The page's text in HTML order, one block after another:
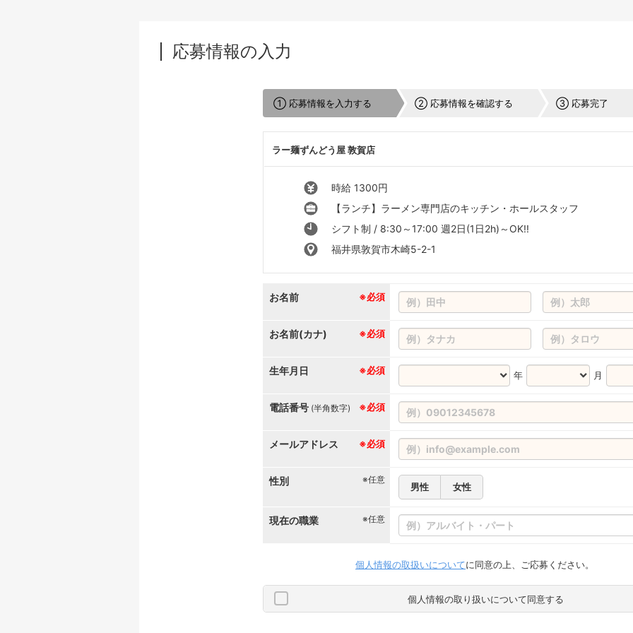
応募情報の入力
① 応募情報を入力する ② 応募情報を確認する ③ 応募完了
ラー麺ずんどう屋 敦賀店
時給 1300円
【ランチ】ラーメン専門店のキッチン・ホールスタッフ
シフト制 / 8:30～17:00 週2日(1日2h)～OK!!
福井県敦賀市木崎5-2-1
お名前 ※必須
お名前(カナ) ※必須
生年月日 ※必須 年 月
電話番号 ※必須
(半角数字)
メールアドレス ※必須
性別 ※任意
男性 女性
現在の職業 ※任意
個人情報の取扱いについてに同意の上、ご応募ください。
個人情報の取り扱いについて同意する